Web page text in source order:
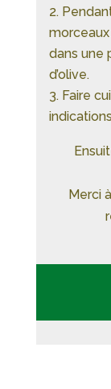
dans une
d’olive.
Faire
Merci